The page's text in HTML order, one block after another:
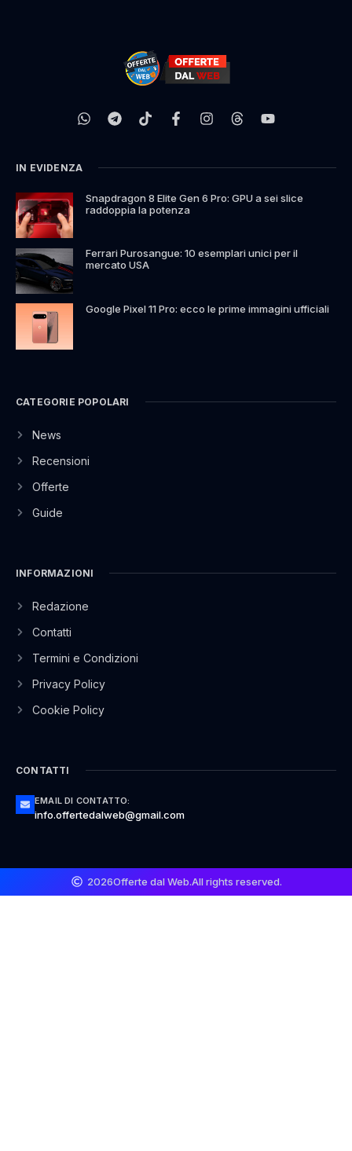
IN EVIDENZA
Snapdragon 8 Elite Gen 6 Pro: GPU a sei slice
raddoppia la potenza
Ferrari Purosangue: 10 esemplari unici per il
mercato USA
Google Pixel 11 Pro: ecco le prime immagini ufficiali
CATEGORIE POPOLARI
News
Recensioni
Offerte
Guide
INFORMAZIONI
Redazione
Contatti
Termini e Condizioni
Privacy Policy
Cookie Policy
CONTATTI
EMAIL DI CONTATTO:
info.offertedalweb@gmail.com
2026Offerte dal Web.All rights reserved.